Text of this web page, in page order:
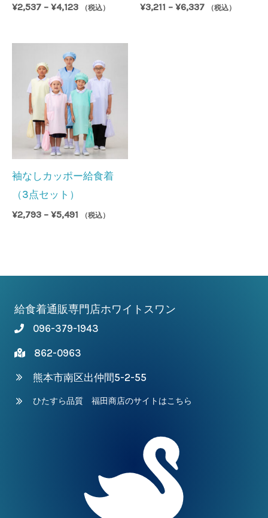
¥2,537 – ¥4,123価
¥4,123
（税込） ¥3,211 – ¥6,337価（税込）
袖なしカッポー給食着
（3点セット）
¥2,793 – ¥5,491 価（税込）
給食着通販専門店ホワイトスワン
096-379-1943
862-0963
熊本市南区出仲間5-2-55
ひたすら品質 福田商店のサイトはこちら